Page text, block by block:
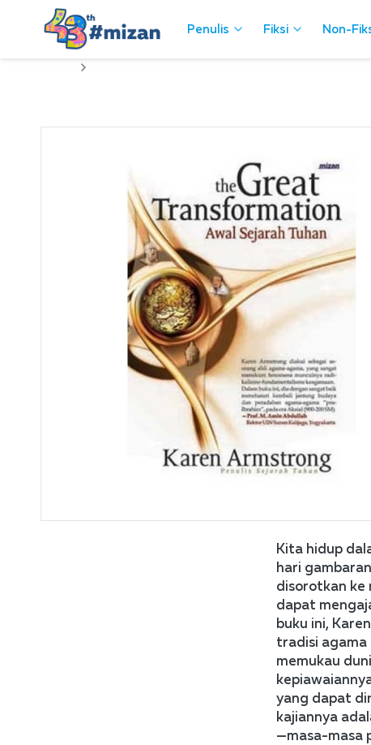
Penulis Fiksi Non-
Penulis Fiksi Non-
Kita hidup
hari
disorotkan ke
dapat
buku ini,
tradisi agama
memukau
yang dapat
kajiannya
—masa-masa